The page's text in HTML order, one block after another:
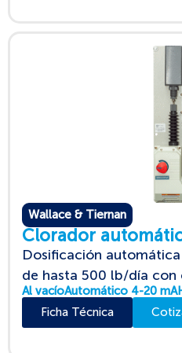
Wallace & Tiernan
Clorador
Dosificación
de hasta 500 lb/día
Al vacíoAutomático 4-20 mA
Ficha Técnica